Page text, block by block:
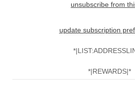
unsubscribe from
update subscription
*|REWARDS|*